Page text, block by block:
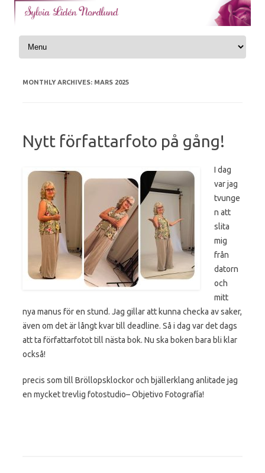
Skip to content
MONTHLY ARCHIVES: MARS 2025
Nytt författarfoto på gång!
I dag
var jag
tvunge
n att
slita
mig
från
datorn
och
mitt
nya manus för en stund. Jag gillar att kunna checka av saker,
även om det är långt kvar till deadline. Så i dag var det dags
att ta författarfotot till nästa bok. Nu ska boken bara bli klar
också!
precis som till Bröllopsklockor och bjällerklang anlitade jag
en mycket trevlig fotostudio– Objetivo Fotografía!